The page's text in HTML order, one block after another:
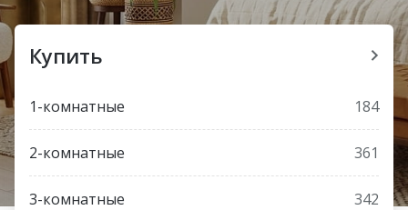
Купить
1-комнатные 184
2-комнатные 361
3-комнатные 342